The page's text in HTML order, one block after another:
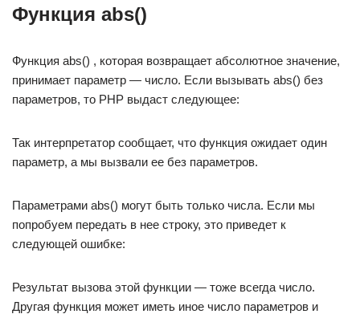
Функция abs()
Функция abs() , которая возвращает абсолютное значение,
принимает параметр — число. Если вызывать abs() без
параметров, то PHP выдаст следующее:
Так интерпретатор сообщает, что функция ожидает один
параметр, а мы вызвали ее без параметров.
Параметрами abs() могут быть только числа. Если мы
попробуем передать в нее строку, это приведет к
следующей ошибке:
Результат вызова этой функции — тоже всегда число.
Другая функция может иметь иное число параметров и